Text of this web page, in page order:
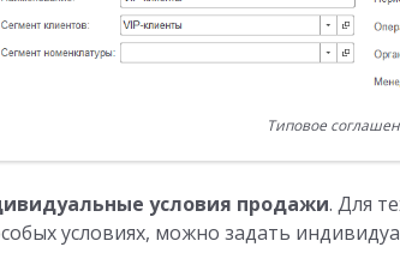
Типовое
условия продажи. Для
условиях, можно задать